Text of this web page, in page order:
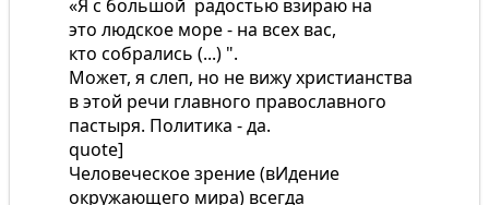
«Я с большой радостью взираю на
это людское море - на всех вас,
кто собрались (...) ".
Может, я слеп, но не вижу христианства
в этой речи главного православного
пастыря. Политика - да.
quote]
Человеческое зрение (вИдение
окружающего мира) всегда